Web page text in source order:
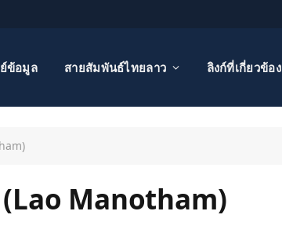
ข้อมูล สายสัมพันธ์ไทยลาว ลิงก์ที่เกี่ยวข้อง
Manotham)